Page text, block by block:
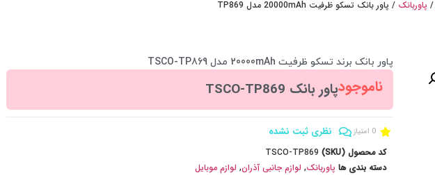
/ پاوربانک / پاور بانک تسکو ظرفیت 20000mAh مدل TP869
پاور بانک برند تسکو ظرفیت 20000mAh مدل TSCO-TP869
ناموجودپاور بانک TSCO-TP869
0 امتیاز نظری ثبت نشده
کد محصول (SKU)
TSCO-TP869
دسته بندی ها پاوربانک, لوازم جانبی آذران, لوازم موبایل